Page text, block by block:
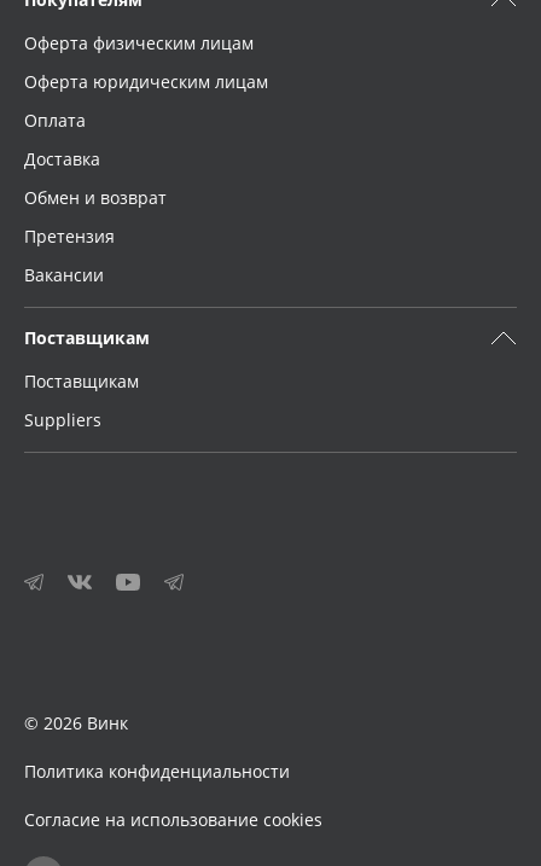
Оферта физическим лицам
Оферта юридическим лицам
Оплата
Доставка
Обмен и возврат
Претензия
Вакансии
Поставщикам
Поставщикам
Suppliers
© 2026 Винк
Политика конфиденциальности
Согласие на использование cookies